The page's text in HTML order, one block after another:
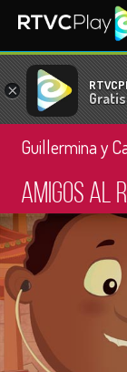
×
Guillermina y
Amigos al